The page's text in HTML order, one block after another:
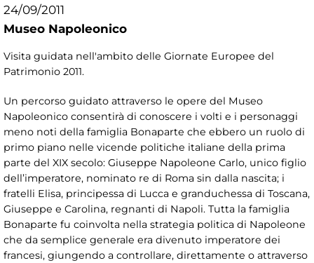
24/09/2011
Museo Napoleonico
Visita guidata nell'ambito delle Giornate Europee del
Patrimonio 2011.
Un percorso guidato attraverso le opere del Museo
Napoleonico consentirà di conoscere i volti e i personaggi
meno noti della famiglia Bonaparte che ebbero un ruolo di
primo piano nelle vicende politiche italiane della prima
parte del XIX secolo: Giuseppe Napoleone Carlo, unico figlio
dell’imperatore, nominato re di Roma sin dalla nascita; i
fratelli Elisa, principessa di Lucca e granduchessa di Toscana,
Giuseppe e Carolina, regnanti di Napoli. Tutta la famiglia
Bonaparte fu coinvolta nella strategia politica di Napoleone
che da semplice generale era divenuto imperatore dei
francesi, giungendo a controllare, direttamente o attraverso